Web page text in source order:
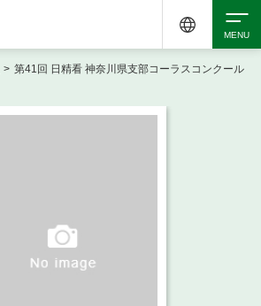
> 第41回 日精看 神奈川県支部コーラスコンクール